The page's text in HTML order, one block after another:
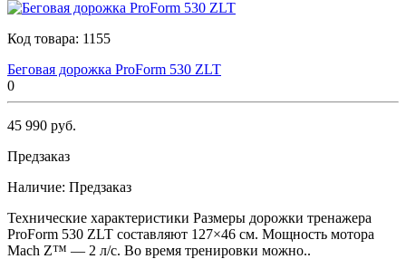
Код товара: 1155
Беговая дорожка ProForm 530 ZLT
0
45 990 руб.
Предзаказ
Наличие: Предзаказ
Технические характеристики Размеры дорожки тренажера
ProForm 530 ZLT составляют 127×46 см. Мощность мотора
Mach Z™ — 2 л/с. Во время тренировки можно..